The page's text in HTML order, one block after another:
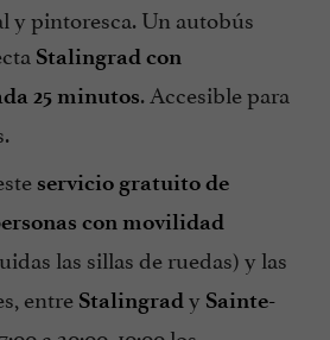
y pintoresca. Un autobús
Stalingrad con
25 minutos. Accesible para
servicio gratuito de
con movilidad
las sillas de ruedas) y las
entre Stalingrady Sainte-